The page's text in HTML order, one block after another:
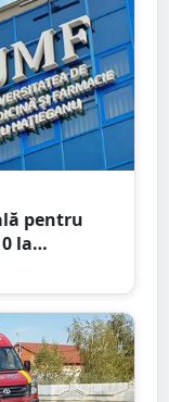
pentru
la
care nu s-a